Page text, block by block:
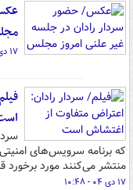
۱۷ دی ۰۴ - ۱۵:۳۸
که برنامه سرویس‌های
منتشر می‌کنند مورد برخورد
۱۷ دی ۰۴ - ۱۰:۴۸